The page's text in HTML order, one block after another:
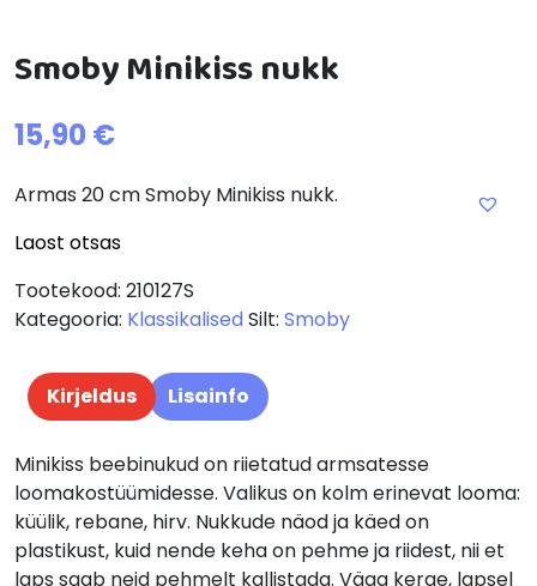
Smoby Minikiss nukk
15,90 €
Armas 20 cm Smoby Minikiss nukk.
Laost otsas
Tootekood: 210127S
Kategooria: KlassikalisedSilt: Smoby
Kirjeldus Lisainfo
Minikiss beebinukud on riietatud armsatesse
loomakostüümidesse. Valikus on kolm erinevat looma:
küülik, rebane, hirv. Nukkude näod ja käed on
plastikust, kuid nende keha on pehme ja riidest, nii et
laps saab neid pehmelt kallistada. Väga kerge, lapsel